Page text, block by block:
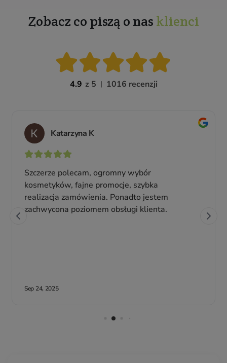
Zobacz co piszą o nas klienci